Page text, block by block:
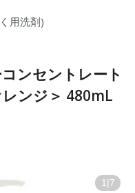
用洗剤)
ンセントレート
ンジ＞ 480mL
1 7